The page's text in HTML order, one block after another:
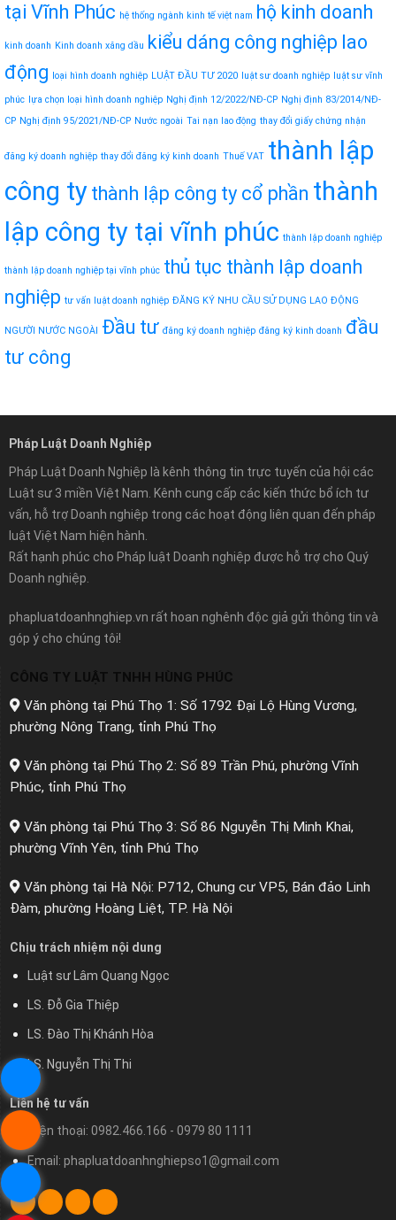
tại Vĩnh Phúc hệ thống ngành kinh tế việt nam hộ kinh doanh
kinh doanh Kinh doanh xăng dầu kiểu dáng công nghiệp lao
động
loại hình doanh nghiệp LUẬT ĐẦU TƯ 2020 luật sư doanh nghiệp luật sư vĩnh
phúc lựa chọn loại hình doanh nghiệp Nghị định 12/2022/NĐ-CP Nghị định 83/2014/NĐ-
CP Nghị định 95/2021/NĐ-CP Nước ngoài Tai nạn lao động thay đổi giấy chứng nhận
đăng ký doanh nghiệp thay đổi đăng ký kinh doanh Thuế VAT thành lập
công ty thành lập công ty cổ phần thành
lập công ty tại vĩnh phúc thành lập doanh nghiệp
thành lập doanh nghiệp tại vĩnh phúc thủ tục thành lập doanh
nghiệp tư vấn luật doanh nghiệp ĐĂNG KÝ NHU CẦU SỬ DỤNG LAO ĐỘNG
NGƯỜI NƯỚC NGOÀI Đầu tư đăng ký doanh nghiệp đăng ký kinh doanh đầu
tư công
Pháp Luật Doanh Nghiệp
Pháp Luật Doanh Nghiệp là kênh thông tin trực tuyến của hội các
Luật sư 3 miền Việt Nam. Kênh cung cấp các kiến thức bổ ích tư
vấn, hỗ trợ Doanh nghiệp trong các hoạt động liên quan đến pháp
luật Việt Nam hiện hành.
Rất hạnh phúc cho Pháp luật Doanh nghiệp được hỗ trợ cho Quý
Doanh nghiệp.
phapluatdoanhnghiep.vn rất hoan nghênh độc giả gửi thông tin và
góp ý cho chúng tôi!
CÔNG TY LUẬT TNHH HÙNG PHÚC
Văn phòng tại Phú Thọ 1: Số 1792 Đại Lộ Hùng Vương,
phường Nông Trang, tỉnh Phú Thọ
Văn phòng tại Phú Thọ 2: Số 89 Trần Phú, phường Vĩnh
Phúc, tỉnh Phú Thọ
Văn phòng tại Phú Thọ 3: Số 86 Nguyễn Thị Minh Khai,
phường Vĩnh Yên, tỉnh Phú Thọ
Văn phòng tại Hà Nội: P712, Chung cư VP5, Bán đảo Linh
Đàm, phường Hoàng Liệt, TP. Hà Nội
Chịu trách nhiệm nội dung
Luật sư Lâm Quang Ngọc
LS. Đỗ Gia Thiệp
LS. Đào Thị Khánh Hòa
LS. Nguyễn Thị Thi
Liên hệ tư vấn
Điện thoại: 0982.466.166 - 0979 80 1111
Email: phapluatdoanhnghiepso1@gmail.com